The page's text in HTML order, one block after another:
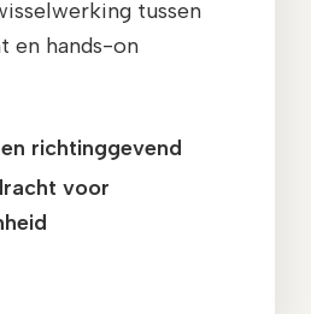
tussen
en hands-on
richtinggevend
voor